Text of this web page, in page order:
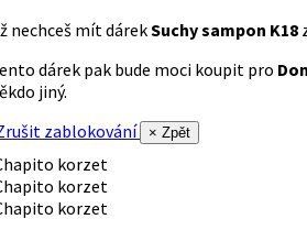
nechceš mít dárekSuchy sampon K18
dárek pak bude moci koupit pro
jiný.
zablokování
× Zpět